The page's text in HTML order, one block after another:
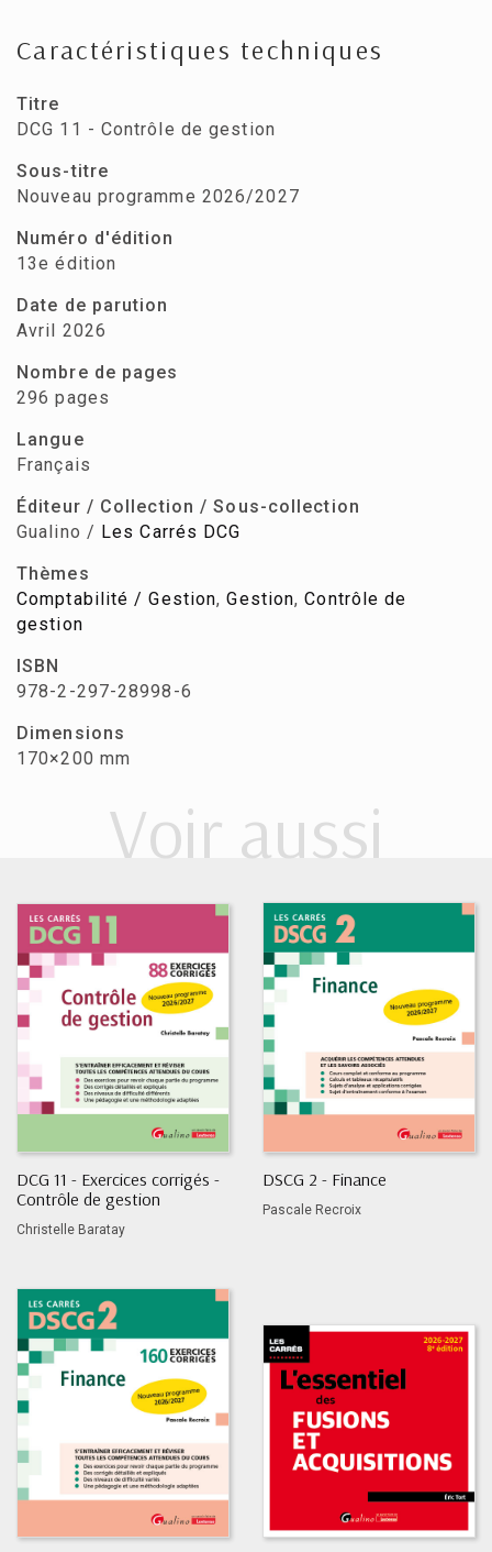
Caractéristiques techniques
Titre
DCG 11 - Contrôle de gestion
Sous-titre
Nouveau programme 2026/2027
Numéro d'édition
13e édition
Date de parution
Avril 2026
Nombre de pages
296 pages
Langue
Français
Éditeur / Collection / Sous-collection
Gualino / Les Carrés DCG
Thèmes
Comptabilité / Gestion,Gestion,Contrôle de
gestion
ISBN
978-2-297-28998-6
Dimensions
170×200 mm
Voir aussi
DCG 11 - Exercices corrigés -
Contrôle de gestion
Christelle Baratay
DSCG 2 - Finance
Pascale Recroix